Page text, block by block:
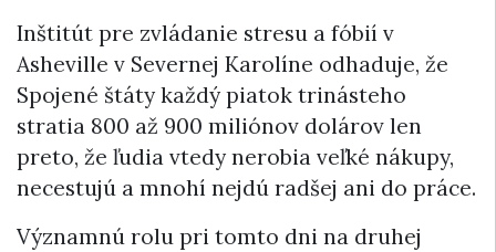
Inštitút pre zvládanie stresu a fóbií v
Asheville v Severnej Karolíne odhaduje, že
Spojené štáty každý piatok trinásteho
stratia 800 až 900 miliónov dolárov len
preto, že ľudia vtedy nerobia veľké nákupy,
necestujú a mnohí nejdú radšej ani do práce.
Významnú rolu pri tomto dni na druhej